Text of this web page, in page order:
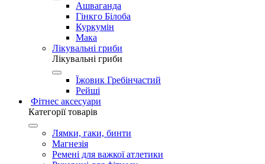
Ашваганда
Гінкго Білоба
Куркумін
Мака
Лікувальні гриби
Лікувальні гриби
Їжовик Гребінчастий
Рейші
Фітнес аксесуари
Категорії товарів
Лямки, гаки, бинти
Магнезія
Ремені для важкої атлетики